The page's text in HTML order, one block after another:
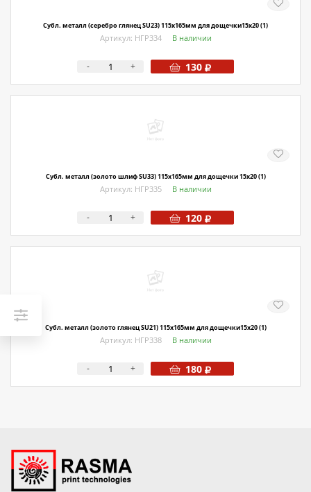
Субл. металл (серебро глянец SU23) 115х165мм для дощечки15х20 (1)
Артикул: НГР334 В наличии
- + 130
Субл. металл (золото шлиф SU33) 115х165мм для дощечки 15х20 (1)
Артикул: НГР335 В наличии
- + 120
Субл. металл (золото глянец SU21) 115х165мм для дощечки15х20 (1)
Артикул: НГР338 В наличии
- + 180